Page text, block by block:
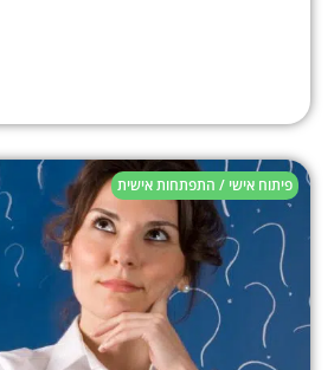
פיתוח אישי / התפתחות אישית